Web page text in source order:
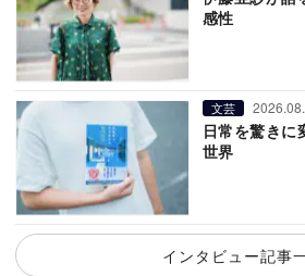
感性
文芸
日常を驚きに
世界
インタビュー記事